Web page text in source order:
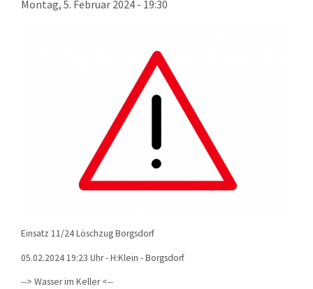
EINSÄTZE
Montag, 5. Februar 2024 - 19:30
Einsatz 11/24 Löschzug Borgsdorf
05.02.2024 19:23 Uhr - H:Klein - Borgsdorf
--> Wasser im Keller <--